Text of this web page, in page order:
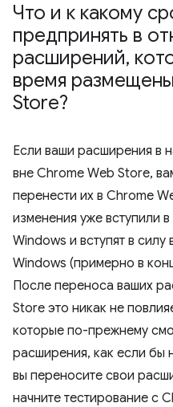
Что и к какому
предпринять в
расширений,
время
Store?
Если ваши расширения в
вне Chrome Web Store,
перенести их в Chrome
изменения уже вступили
Windows и вступят в
Windows (примерно в
После переноса ваших
Store это никак не
которые по-прежнему
расширения, как если бы
вы переносите свои
начните тестирование с